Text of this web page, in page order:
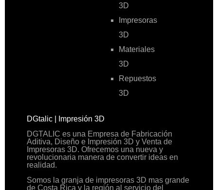
3D
Impresoras
3D
Materiales
3D
Repuestos
3D
DGtalic | Impresión 3D
DGTALIC es una Empresa de Fabricación
Aditiva, Diseño e Impresión 3D y Venta de
Impresoras 3D. Ofrecemos una nueva y
revolucionaria manera de convertir ideas en
realidad.
Somos la granja de impresoras 3D mas grande
de Costa Rica y la región al servicio del